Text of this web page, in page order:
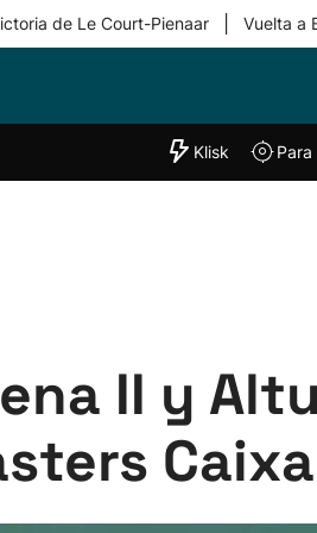
de Le Court-Pienaar Vuelta a
"Helmuga"
Klisk Para
II y